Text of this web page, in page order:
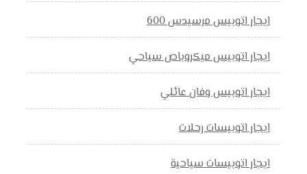
ايجار اتوبيس مرسيدس 600
ايجار اتوبيس ميكروباص سياحي
ايجار اتوبيس وفان عائلي
ايجار اتوبيسات رحلات
ايجار اتوبيسات سياحية